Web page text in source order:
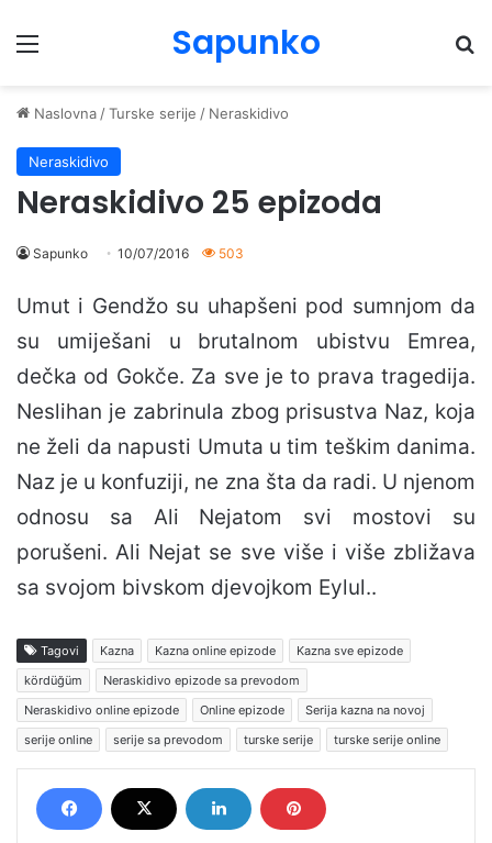
Menu Sapunko
Naslovna /Turske serije / Neraskidivo
Neraskidivo
Neraskidivo 25 epizoda
Sapunko 10/07/2016 503
Umut i Gendžo su uhapšeni pod sumnjom da
su umiješani u brutalnom ubistvu Emrea,
dečka od Gokče. Za sve je to prava tragedija.
Neslihan je zabrinula zbog prisustva Naz, koja
ne želi da napusti Umuta u tim teškim danima.
Naz je u konfuziji, ne zna šta da radi. U njenom
odnosu sa Ali Nejatom svi mostovi su
porušeni. Ali Nejat se sve više i više zbližava
sa svojom bivskom djevojkom Eylul..
Tagovi Kazna Kazna online epizode
Kazna sve epizode
kördüğüm
Neraskidivo epizode sa prevodom
Neraskidivo online epizode
Online epizode
Serija kazna na novoj
serije online
serije sa prevodom turske serije turske serije online